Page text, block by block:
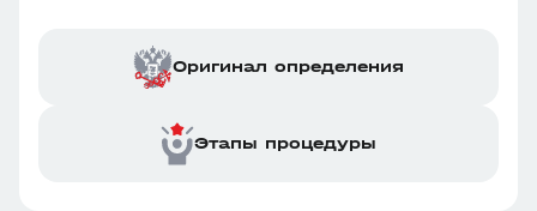
Оригинал определения
Этапы процедуры